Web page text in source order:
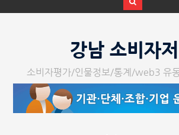
페스티벌’ 성황리에 막 내려
강남 소비자
소비자평가/인물정보/통계/web3 유